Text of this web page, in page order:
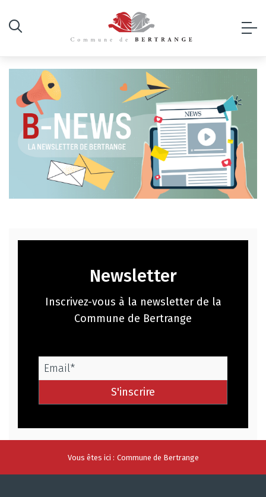
Newsletter
Inscrivez-vous à la newsletter de la
Commune de Bertrange
Email *
S'inscrire
Vous êtes ici : Commune de Bertrange